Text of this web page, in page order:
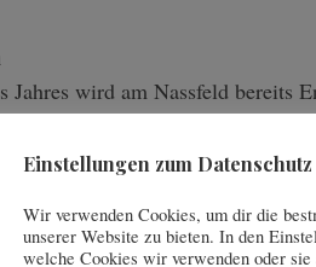
Jahres wird am Nassfeld bereits
zum dritten Mal den
das Skigebiet über 2.000
natürlich Wintersport in all
Einstellungen zum Datenschutz
Wir verwenden Cookies, um dir die
unserer Website zu bieten. In den
welche Cookies wir verwenden oder